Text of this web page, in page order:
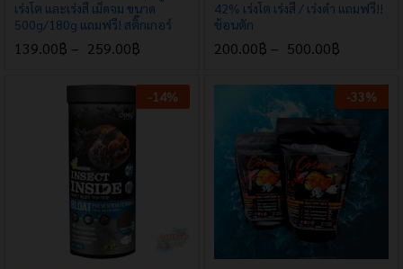
เร่งโต และเร่งสี เม็ดจม ขนาด
500g/180g แถมฟรี! สติ๊กเกอร์
139.00฿ – 259.00฿
42% เร่งโต เร่งสี / เร่งดำ แถมฟรี!!
ช้อนตัก
200.00฿ – 500.00฿
-14% -33%